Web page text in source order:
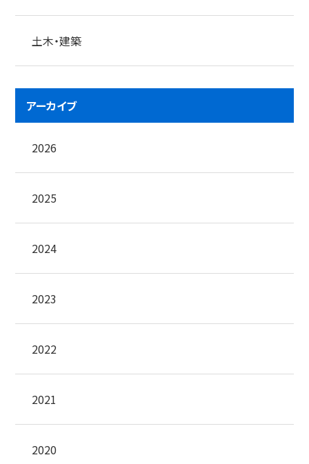
土木・建築
アーカイブ
2026
2025
2024
2023
2022
2021
2020